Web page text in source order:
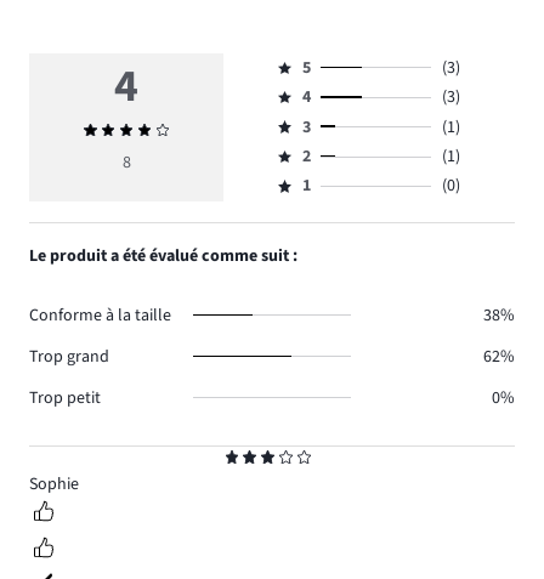
3
Sophie
4
Note
moyenne
8
Note
5,
nombre
de
votes
3.
5
(3)
Note
4,
nombre
de
3.
4
(3)
Note
3,
nombre
1.
3
(1)
Note
2,
votes
2
(1)
Note
1,
nombre
de
0.
1 (0)
Le produit a été évalué comme suit :
Conforme à la taille
38%
Trop grand
62%
Trop petit
0%